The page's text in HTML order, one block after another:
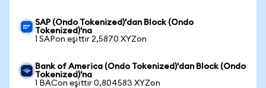
SAP (Ondo Tokenized)'dan Block (Ondo
Tokenized)'na
1 SAPon eşittir 2,5870 XYZon
Bank of America (Ondo Tokenized)'dan Block (Ondo
Tokenized)'na
1 BACon eşittir 0,804583 XYZon